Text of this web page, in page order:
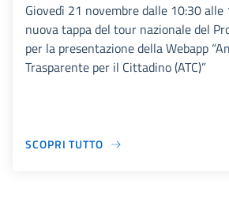
Giovedì 21 novembre dalle 10:30
nuova tappa del tour nazionale del
per la presentazione della Webapp
Trasparente per il Cittadino (ATC)”
SCOPRI TUTTO